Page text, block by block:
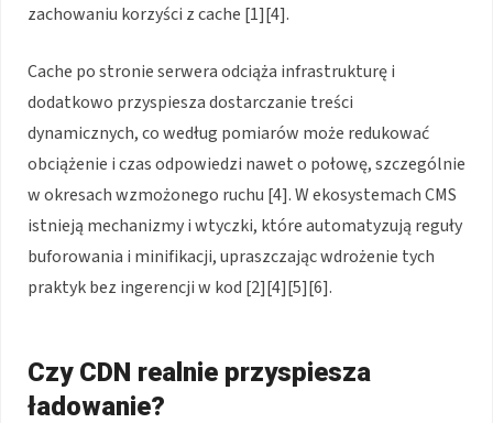
zachowaniu korzyści z cache [1][4].
Cache po stronie serwera odciąża infrastrukturę i
dodatkowo przyspiesza dostarczanie treści
dynamicznych, co według pomiarów może redukować
obciążenie i czas odpowiedzi nawet o połowę, szczególnie
w okresach wzmożonego ruchu [4]. W ekosystemach CMS
istnieją mechanizmy i wtyczki, które automatyzują reguły
buforowania i minifikacji, upraszczając wdrożenie tych
praktyk bez ingerencji w kod [2][4][5][6].
Czy CDN realnie przyspiesza
ładowanie?